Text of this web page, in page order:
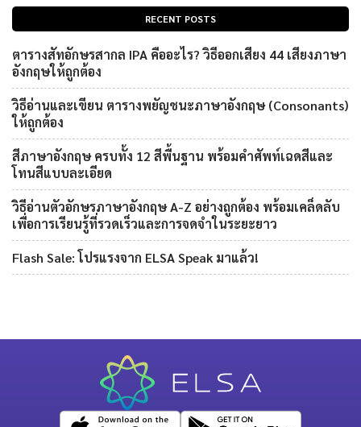
RECENT POSTS
ตารางสัทอักษรสากล IPA คืออะไร? วิธีออกเสียง 44 เสียงภาษา
อังกฤษให้ถูกต้อง
วิธีอ่านและเขียน ตารางพยัญชนะภาษาอังกฤษ (Consonants)
ให้ถูกต้อง
สีภาษาอังกฤษ ครบทั้ง 12 สีพื้นฐาน พร้อมคำศัพท์เฉดสีและ
โทนสีแบบละเอียด
วิธีอ่านตัวอักษรภาษาอังกฤษ A-Z อย่างถูกต้อง พร้อมเคล็ดลับ
เพื่อการเรียนรู้ที่รวดเร็วและการจดจำในระยะยาว
Flash Sale: โปรแรงจาก ELSA Speak มาแล้ว!